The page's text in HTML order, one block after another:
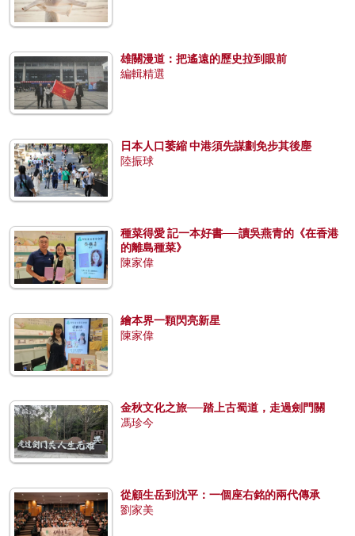
雄關漫道：把遙遠的歷史拉到眼前
編輯精選
日本人口萎縮 中港須先謀劃免步其後塵
陸振球
種菜得愛 記一本好書──讀吳燕青的《在香港
的離島種菜》
陳家偉
繪本界一顆閃亮新星
陳家偉
金秋文化之旅──踏上古蜀道，走過劍門關
馮珍今
從顧生岳到沈平：一個座右銘的兩代傳承
劉家美